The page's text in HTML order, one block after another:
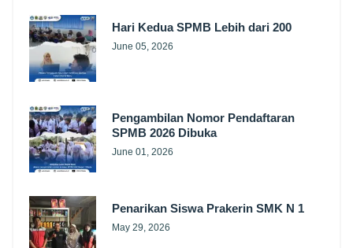
Hari Kedua SPMB Lebih dari 200
June 05, 2026
Pengambilan Nomor Pendaftaran
SPMB 2026 Dibuka
June 01, 2026
Penarikan Siswa Prakerin SMK N 1
May 29, 2026